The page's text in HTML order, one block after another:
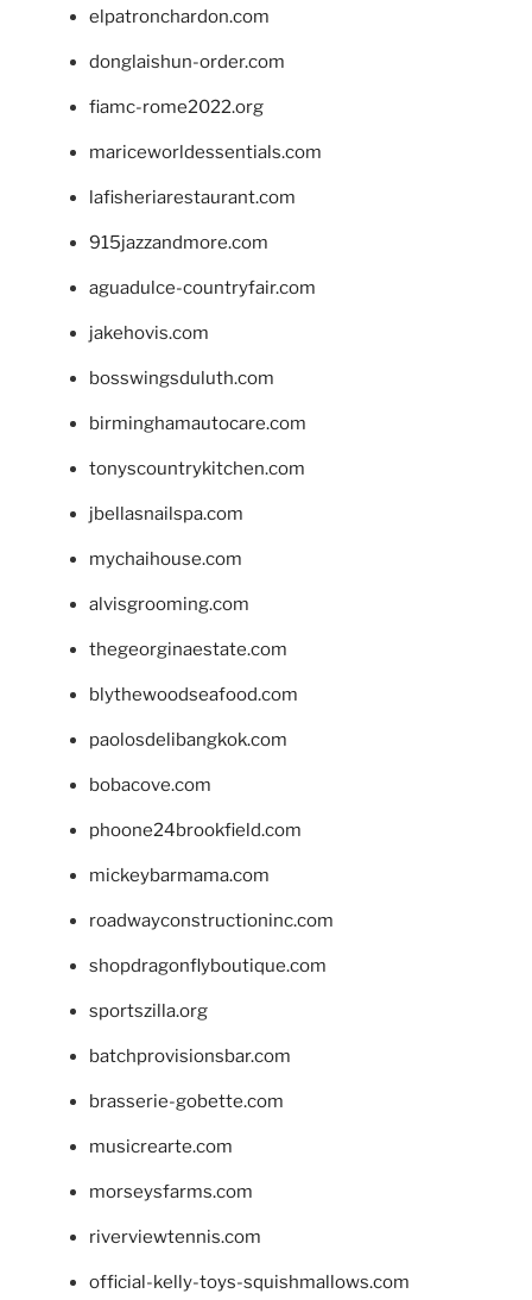
elpatronchardon.com
donglaishun-order.com
fiamc-rome2022.org
mariceworldessentials.com
lafisheriarestaurant.com
915jazzandmore.com
aguadulce-countryfair.com
jakehovis.com
bosswingsduluth.com
birminghamautocare.com
tonyscountrykitchen.com
jbellasnailspa.com
mychaihouse.com
alvisgrooming.com
thegeorginaestate.com
blythewoodseafood.com
paolosdelibangkok.com
bobacove.com
phoone24brookfield.com
mickeybarmama.com
roadwayconstructioninc.com
shopdragonflyboutique.com
sportszilla.org
batchprovisionsbar.com
brasserie-gobette.com
musicrearte.com
morseysfarms.com
riverviewtennis.com
official-kelly-toys-squishmallows.com